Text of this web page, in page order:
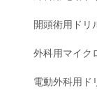
開頭術用ドリ
外科用マイク
電動外科用ド